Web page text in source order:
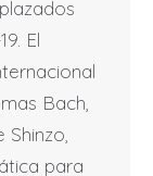
El
Bach,
para